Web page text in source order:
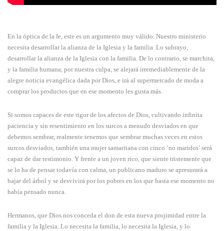
En la óptica de la fe, este es un argumento muy válido. Nuestro ministerio
necesita desarrollar la alianza de la Iglesia y la familia. Lo subrayo,
desarrollar la alianza de la Iglesia con la familia. De lo contrario, se marchita,
y la familia humana, por nuestra culpa, se alejará irremediablemente de la
alegre noticia evangélica dada por Dios, e irá al supermercado de moda a
comprar los productos que en ese momento les gusta más.
Si somos capaces de este rigor de los afectos de Dios, cultivando infinita
paciencia y sin resentimiento en los surcos a menudo desviados en que
debemos sembrar, realmente tenemos que sembrar muchas veces en estos
surcos desviados, también una mujer samaritana con cinco ‘no maridos’ será
capaz de dar testimonio. Y frente a un joven rico, que siente tristemente que
se lo ha de pensar todavía con calma, un publicano maduro se apresurará a
bajar del árbol y se desvivirá por los pobres en los que hasta ese momento no
había pensado nunca.
Hermanos, que Dios nos conceda el don de esta nueva projimidad entre la
familia y la Iglesia. Lo necesita la familia, lo necesita la Iglesia, y lo